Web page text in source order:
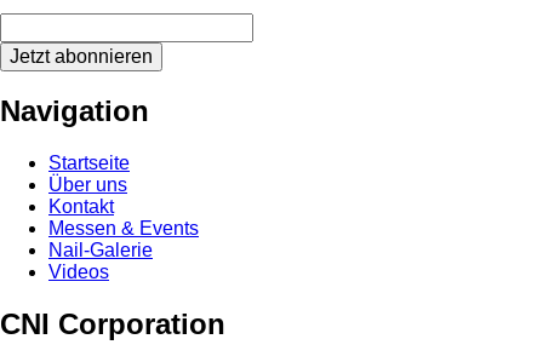
Jetzt abonnieren
Navigation
Startseite
Über uns
Kontakt
Messen & Events
Nail-Galerie
Videos
CNI Corporation